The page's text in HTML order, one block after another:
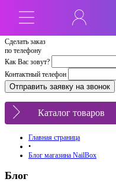
Сделать заказ
по телефону
Как Вас зовут?
Контактный телефон
Каталог товаров
Главная страница
•
Блог магазина NailBox
Блог